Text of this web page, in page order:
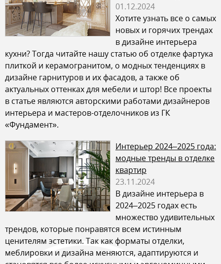
01.12.2024
Хотите узнать все о самых
новых и горячих трендах
в дизайне интерьера
кухни? Тогда читайте нашу статью об отделке фартука
плиткой и керамогранитом, о модных тенденциях в
дизайне гарнитуров и их фасадов, а также об
актуальных оттенках для мебели и штор! Все проекты
в статье являются авторскими работами дизайнеров
интерьера и мастеров-отделочников из ГК
«Фундамент».
Интерьер 2024–2025 года:
модные тренды в отделке
квартир
23.11.2024
В дизайне интерьера в
2024–2025 годах есть
множество удивительных
трендов, которые понравятся всем истинным
ценителям эстетики. Так как форматы отделки,
меблировки и дизайна меняются, адаптируются и